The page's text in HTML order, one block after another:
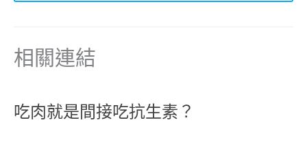
相關連結
吃肉就是間接吃抗生素？